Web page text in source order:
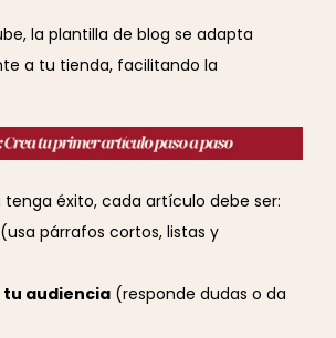
la plantilla de blog se adapta
a tu tienda, facilitando la
tenga éxito, cada artículo debe ser:
(usa párrafos cortos, listas y
tu audiencia (responde dudas o da